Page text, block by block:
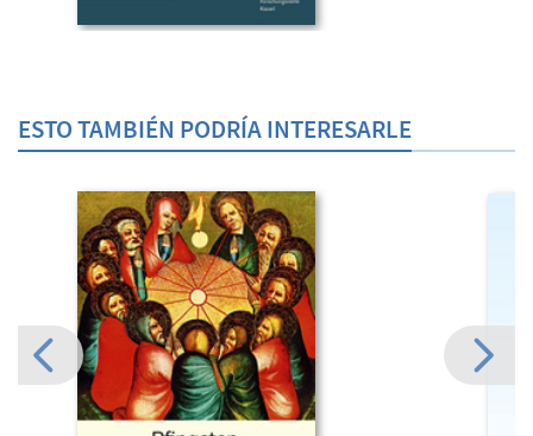
ESTO TAMBIÉN PODRÍA INTERESARLE